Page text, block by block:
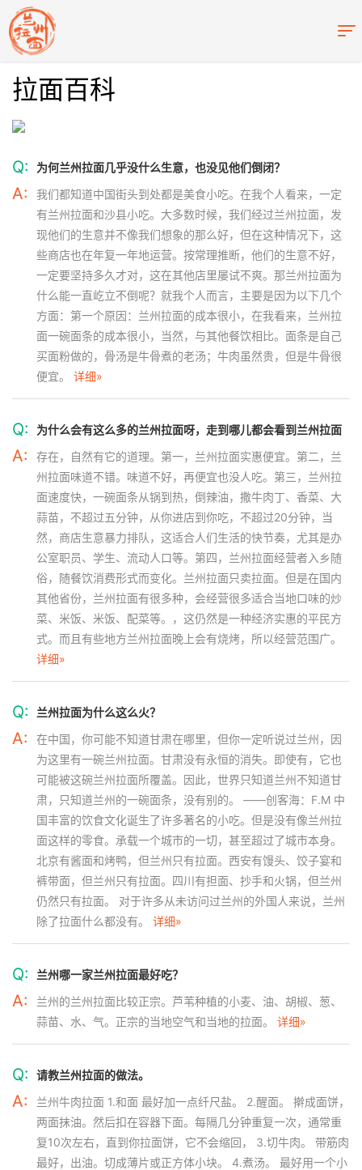
拉面百科
Q: 为何兰州拉面几乎没什么生意，也没见他们倒闭？
A:
我们都知道中国街头到处都是美食小吃。在我个人看来，一定
有兰州拉面和沙县小吃。大多数时候，我们经过兰州拉面，发
现他们的生意并不像我们想象的那么好，但在这种情况下，这
些商店也在年复一年地运营。按常理推断，他们的生意不好，
一定要坚持多久才对，这在其他店里屡试不爽。那兰州拉面为
什么能一直屹立不倒呢？就我个人而言，主要是因为以下几个
方面：第一个原因：兰州拉面的成本很小，在我看来，兰州拉
面一碗面条的成本很小，当然，与其他餐饮相比。面条是自己
买面粉做的，骨汤是牛骨煮的老汤；牛肉虽然贵，但是牛骨很
便宜。 详细»
Q: 为什么会有这么多的兰州拉面呀，走到哪儿都会看到兰州拉面
A:
存在，自然有它的道理。第一，兰州拉面实惠便宜。第二，兰
州拉面味道不错。味道不好，再便宜也没人吃。第三，兰州拉
面速度快，一碗面条从锅到热，倒辣油，撒牛肉丁、香菜、大
蒜苗，不超过五分钟，从你进店到你吃，不超过20分钟，当
然，商店生意暴力排队，这适合人们生活的快节奏，尤其是办
公室职员、学生、流动人口等。第四，兰州拉面经营者入乡随
俗，随餐饮消费形式而变化。兰州拉面只卖拉面。但是在国内
其他省份，兰州拉面有很多种，会经营很多适合当地口味的炒
菜、米饭、米饭、配菜等。，这仍然是一种经济实惠的平民方
式。而且有些地方兰州拉面晚上会有烧烤，所以经营范围广。
详细»
Q: 兰州拉面为什么这么火？
A:
在中国，你可能不知道甘肃在哪里，但你一定听说过兰州，因
为这里有一碗兰州拉面。甘肃没有永恒的消失。即使有，它也
可能被这碗兰州拉面所覆盖。因此，世界只知道兰州不知道甘
肃，只知道兰州的一碗面条，没有别的。 ——创客海：F.M 中
国丰富的饮食文化诞生了许多著名的小吃。但是没有像兰州拉
面这样的零食。承载一个城市的一切，甚至超过了城市本身。
北京有酱面和烤鸭，但兰州只有拉面。西安有馒头、饺子宴和
裤带面，但兰州只有拉面。四川有担面、抄手和火锅，但兰州
仍然只有拉面。 对于许多从未访问过兰州的外国人来说，兰州
除了拉面什么都没有。 详细»
Q: 兰州哪一家兰州拉面最好吃？
A:
兰州的兰州拉面比较正宗。芦苇种植的小麦、油、胡椒、葱、
蒜苗、水、气。正宗的当地空气和当地的拉面。 详细»
Q: 请教兰州拉面的做法。
A:
兰州牛肉拉面 1.和面 最好加一点纤尺盐。 2.醒面。 擀成面饼，
两面抹油。然后扣在容器下面。每隔几分钟重复一次，通常重
复10次左右，直到你拉面饼，它不会缩回， 3.切牛肉。 带筋肉
最好，出油。切成薄片或正方体小块。 4.煮汤。 最好用一个小